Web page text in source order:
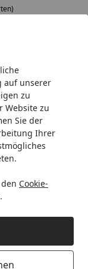
auf unserer
zu
Website zu
Sie der
Ihrer
Cookie-
55 1288
natur